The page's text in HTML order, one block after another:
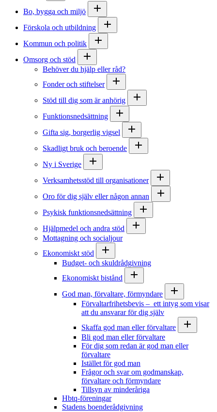
Bo, bygga och miljö
Förskola och utbildning
Kommun och politik
Omsorg och stöd
Behöver du hjälp eller råd?
Fonder och stiftelser
Stöd till dig som är anhörig
Funktionsnedsättning
Gifta sig, borgerlig vigsel
Skadligt bruk och beroende
Ny i Sverige
Verksamhetsstöd till organisationer
Oro för dig själv eller någon annan
Psykisk funktionsnedsättning
Hjälpmedel och andra stöd
Mottagning och socialjour
Ekonomiskt stöd
Budget- och skuldrådgivning
Ekonomiskt bistånd
God man, förvaltare, förmyndare
Förvaltarfrihetsbevis – ett intyg som visar
att du ansvarar för dig själv
Skaffa god man eller förvaltare
Bli god man eller förvaltare
För dig som redan är god man eller
förvaltare
Istället för god man
Frågor och svar om godmanskap,
förvaltare och förmyndare
Tillsyn av minderåriga
Hbtq-föreningar
Stadens boenderådgivning